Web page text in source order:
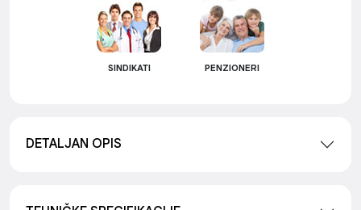
SINDIKATI PENZIONERI
DETALJAN OPIS